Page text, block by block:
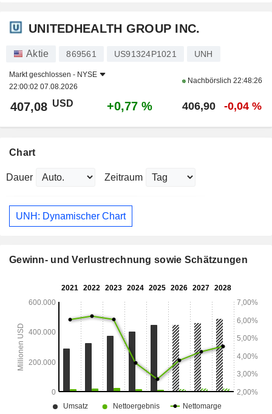
UNITEDHEALTH GROUP INC.
Aktie 869561 US91324P1021 UNH
Markt geschlossen - NYSE
22:00:02 07.08.2026
Nachbörslich 22:48:26
407,08 USD +0,77 % 406,90 -0,04 %
Chart
Dauer Zeitraum
UNH: Dynamischer Chart
Gewinn- und Verlustrechnung sowie Schätzungen